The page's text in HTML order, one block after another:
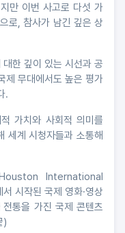
만 이번 사고로 다섯 가
로, 참사가 남긴 깊은 상
한 깊이 있는 시선과 공
제 무대에서도 높은 평가
.
가치와 사회적 의미를
세계 시청자들과 소통해
Houston International
시작된 국제 영화·영상
통을 가진 국제 콘텐츠
)